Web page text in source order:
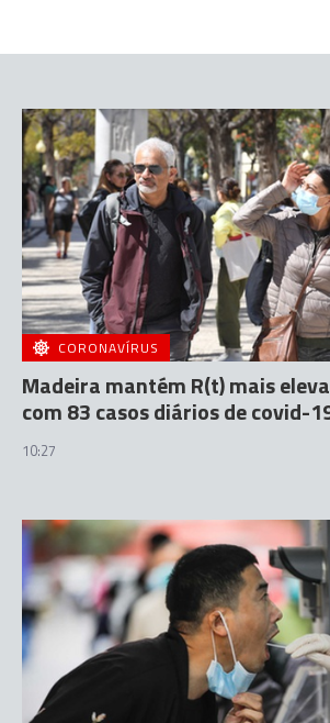
CORONAVÍRUS
Madeira mantém R(t) mais
com 83 casos diários de covid-
10:27